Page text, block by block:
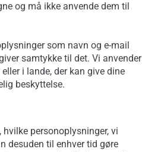
og må ikke anvende dem til
som navn og e-mail
samtykke til det. Vi anvender
i lande, der kan give dine
beskyttelse.
personoplysninger, vi
desuden til enhver tid gøre